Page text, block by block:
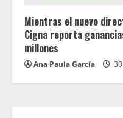
Mientras el nuevo
Cigna reporta
millones
Ana Paula García